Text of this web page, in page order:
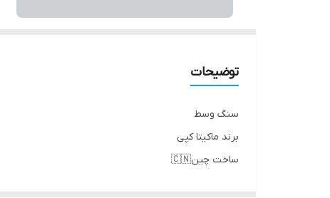
توضیحات
سنگ وسط
برند ماکیتا کپی
ساخت چین🇨🇳